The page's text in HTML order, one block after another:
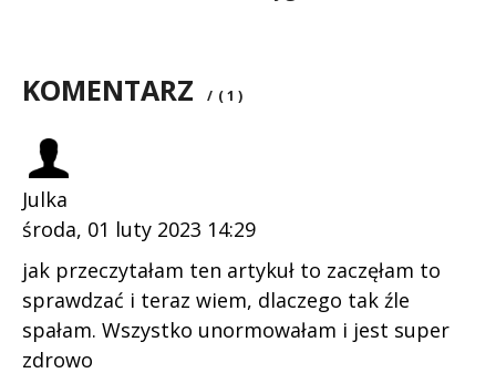
KOMENTARZ / ( 1 )
Julka
środa, 01 luty 2023 14:29
jak przeczytałam ten artykuł to zaczęłam to
sprawdzać i teraz wiem, dlaczego tak źle
spałam. Wszystko unormowałam i jest super
zdrowo